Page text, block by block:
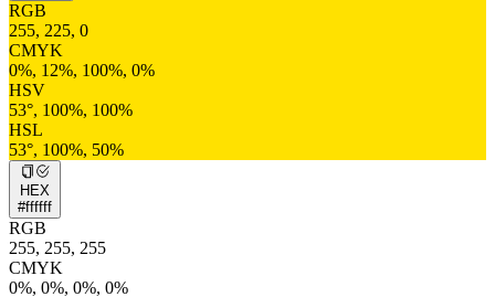
RGB
255, 225, 0
CMYK
0%, 12%, 100%, 0%
HSV
53°, 100%, 100%
HSL
53°, 100%, 50%
HEX
#ffffff
RGB
255, 255, 255
CMYK
0%, 0%, 0%, 0%